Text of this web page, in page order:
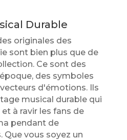
Durable
originales des
sont bien plus que de
Ce sont des
des symboles
d'émotions. Ils
musical durable qui
à ravir les fans de
pendant de
Que vous soyez un